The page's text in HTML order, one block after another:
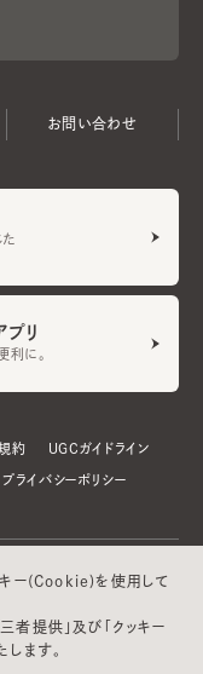
お問い合わせ
た
リ
利に。
約 UGCガイドライン
プライバシーポリシー
キー(Cookie)を使用して
者提供」及び「クッキー
ます。